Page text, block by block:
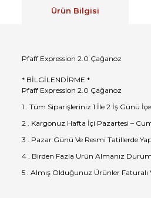
Ürün Bilgisi
Pfaff Expression 2.0 Çağanoz
* BİLGİLENDİRME *
Pfaff Expression 2.0 Çağanoz
1 . Tüm Siparişleriniz 1 İle 2 İş Günü
2 . Kargonuz Hafta İçi Pazartesi –
3 . Pazar Günü Ve Resmi Tatillerde
4 . Birden Fazla Ürün Almanız
5 . Almış Olduğunuz Ürünler